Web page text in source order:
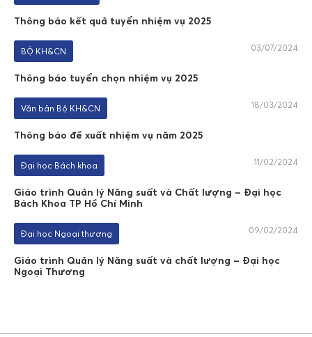
Thông báo kết quả tuyển nhiệm vụ 2025
BỘ KH&CN 03/07/2024
Thông báo tuyển chọn nhiệm vụ 2025
Văn bản Bộ KH&CN 18/03/2024
Thông báo đề xuất nhiệm vụ năm 2025
Đại học Bách khoa 11/02/2024
Giáo trình Quản lý Năng suất và Chất lượng – Đại học
Bách Khoa TP Hồ Chí Minh
Đại học Ngoại thương 09/02/2024
Giáo trình Quản lý Năng suất và chất lượng – Đại học
Ngoại Thương